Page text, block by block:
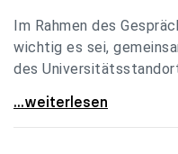
Im Rahmen des
wichtig es sei,
des
Holzleitner empfing
...weiterlesen